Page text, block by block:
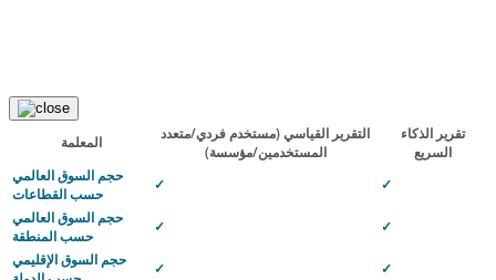
المعلمة التقرير القياسي(مستخدم فردي/متعدد
المستخدمين/مؤسسة)
تقرير الذكاء
السريع
حجم السوق العالمي
حسب القطاعات
✓
✓
حجم السوق العالمي
حسب المنطقة
✓
✓
حجم السوق الإقليمي
✓
✓